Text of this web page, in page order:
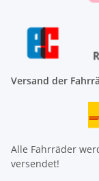
Versand der
Alle Fahrräder
versendet!